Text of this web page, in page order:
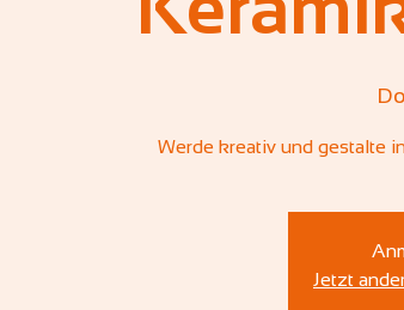
Werde kreativ und gestalte
Jetzt